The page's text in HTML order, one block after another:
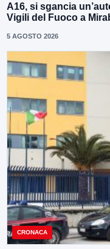
A16, si sgancia
Vigili del Fuoco a
5 AGOSTO 2026
CRONACA